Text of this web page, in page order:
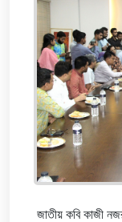
জাতীয় কবি কাজী